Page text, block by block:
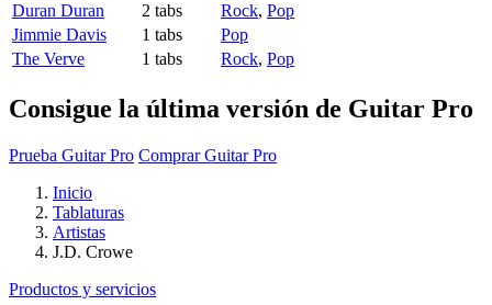
Duran Duran
2 tabs Rock, Pop
Jimmie Davis
1 tabs
Pop
The Verve
1 tabs Rock, Pop
Consigue la última versión de Guitar Pro
Prueba Guitar Pro Comprar Guitar Pro
Inicio
Tablaturas
Artistas
J.D. Crowe
Productos y servicios